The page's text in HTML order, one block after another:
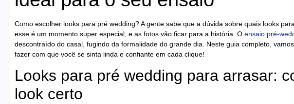
Como escolher looks para pré wedding? A gente sabe que a dúvida sobre quais looks
esse é um momento super especial, e as fotos vão ficar para a história. O ensaio pré-
descontraído do casal, fugindo da formalidade do grande dia. Neste guia completo,
fazer com que você se sinta linda e confiante em cada clique!
Looks para pré wedding para arrasar:
look certo